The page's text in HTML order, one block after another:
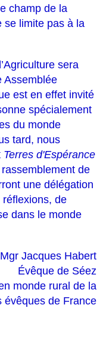
champ de la
se limite pas à la
sera
Assemblée
est en effet invité
spécialement
du monde
tard, nous
Terres d'Espérance
de
une délégation
de
dans le monde
Jacques Habert
Évêque de Séez
monde rural de la
évêques de France